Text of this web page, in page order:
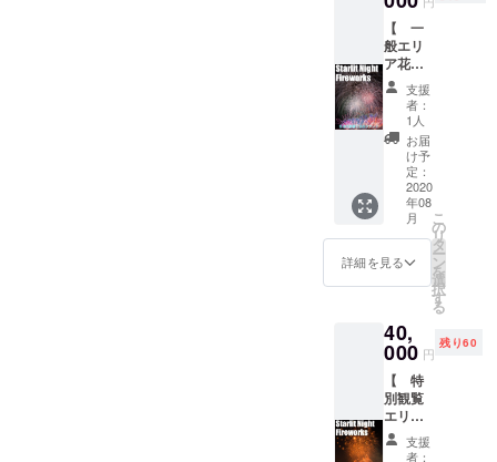
ります
花火業
者で使
用させ
ていた
だきま
す。 ※1
回の決
済に220
円の手
数料が
かかり
ますの
数の場
合はま
購入が
お得で
す。
りま
す。 応
援数の
多い花
火業者
から発
注して
いきま
す。 ま
た必ず
発注は
します
が、お
断りさ
れた場
す。 1
口1票と
し支援
金額の
90%
（経費
を差し
引いた
す。 ま
た、ご
自宅で
楽しめ
る子供
に大人
気の
4000円
分のお
もちゃ
花火を
リター
ンとし
ます。
画像は
もちゃ
花火の
内容は
変更に
なる可
能性が
ありま
す。 ※1
【 一
般エリ
ア花火
大会チ
ケッ
ト 】
普通自
動車1台
分チ
ケット
をリ
ターン
とさせ
て頂き
ます。
車のナ
が来場
チケッ
トがわ
りにな
りま
す。 備
考欄に
車両ナ
支援
者：
1人
お届
け予
定：
2020
年08
月
詳細を見る
こ
の
リ
タ
ー
ン
を
選
択
す
る
40,
000 円
残り60
【 特
別観覧
エリア
２列目
～４列
支援
者：